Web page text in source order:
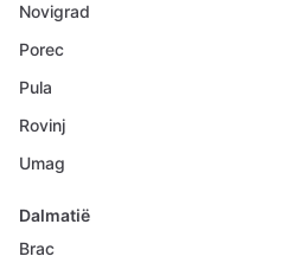
Novigrad
Porec
Pula
Rovinj
Umag
Dalmatië
Brac